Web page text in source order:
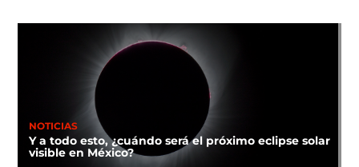
NOTICIAS
Y a todo esto, ¿cuándo será el próximo eclipse solar
visible en México?